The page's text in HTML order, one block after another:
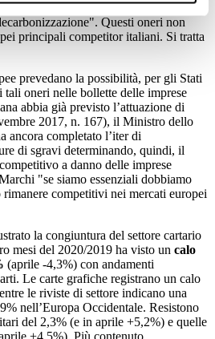
bollette delle cartiere italiane per il
Questi oneri non
principali competitor italiani. Si tratta
prevedano la possibilità, per gli Stati
oneri nelle bollette delle imprese
abbia già previsto l’attuazione di
2017, n. 167), il Ministro dello
ancora completato l’iter di
di sgravi determinando, quindi, il
a danno delle imprese
"se siamo essenziali dobbiamo
rimanere competitivi nei mercati europei
la congiuntura del settore cartario
mesi del 2020/2019 ha visto un calo
(aprile -4,3%) con andamenti
Le carte grafiche registrano un calo
le riviste di settore indicano una
nell’Europa Occidentale. Resistono
del 2,3% (e in aprile +5,2%) e quelle
+4,5%). Più contenuto